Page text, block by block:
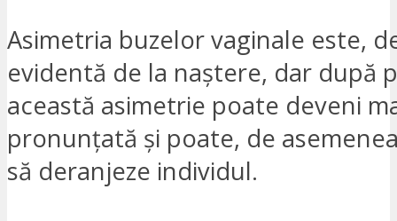
Asimetria buzelor vaginale este,
evidentă de la naștere, dar după
această asimetrie poate deveni
pronunțată și poate, de
să deranjeze individul.